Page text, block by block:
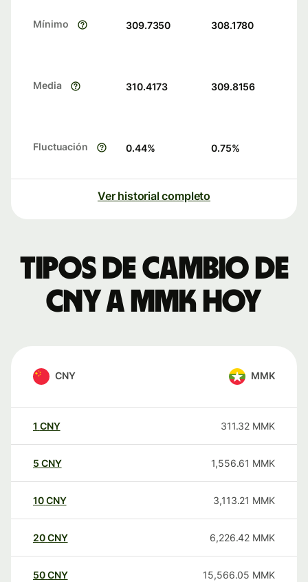
Mínimo 309.7350 308.1780
Media 310.4173 309.8156
Fluctuación 0.44% 0.75%
Ver historial completo
Tipos de cambio de
CNY a MMK hoy
CNY MMK
1 CNY 311.32 MMK
5 CNY 1,556.61 MMK
10CNY 3,113.21 MMK
20CNY 6,226.42 MMK
50CNY 15,566.05 MMK